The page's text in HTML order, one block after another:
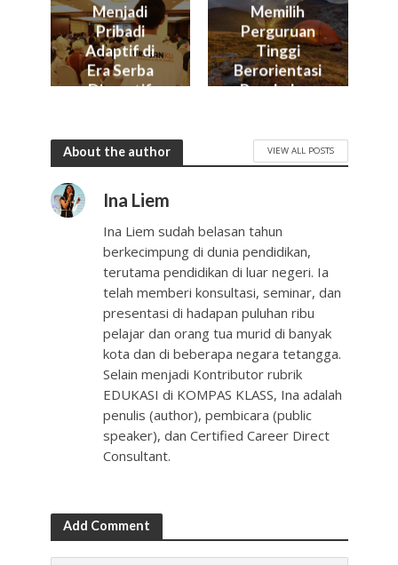
Menjadi
Pribadi
Adaptif di
Era Serba
Disruptif
Memilih
Perguruan
Tinggi
Berorientasi
Perubahan
About the author VIEW ALL POSTS
Ina Liem
Ina Liem sudah belasan tahun
berkecimpung di dunia pendidikan,
terutama pendidikan di luar negeri. Ia
telah memberi konsultasi, seminar, dan
presentasi di hadapan puluhan ribu
pelajar dan orang tua murid di banyak
kota dan di beberapa negara tetangga.
Selain menjadi Kontributor rubrik
EDUKASI di KOMPAS KLASS, Ina adalah
penulis (author), pembicara (public
speaker), dan Certified Career Direct
Consultant.
Add Comment